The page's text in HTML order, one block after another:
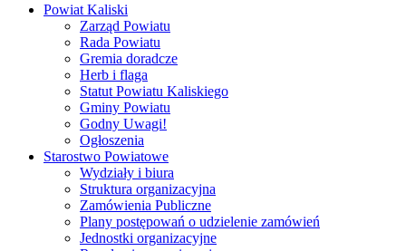
Powiat Kaliski
Zarząd Powiatu
Rada Powiatu
Gremia doradcze
Herb i flaga
Statut Powiatu Kaliskiego
Gminy Powiatu
Godny Uwagi!
Ogłoszenia
Starostwo Powiatowe
Wydziały i biura
Struktura organizacyjna
Zamówienia Publiczne
Plany postępowań o udzielenie zamówień
Jednostki organizacyjne